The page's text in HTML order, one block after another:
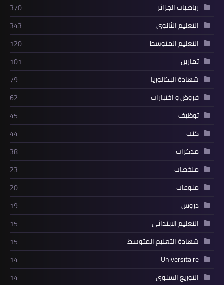
licence
الأستاذ المتربص
مذكرات
رياضيات الجزائر
370
التعليم الثانوي
343
التعليم المتوسط
120
تمارين
101
شهادة البكالوريا
79
فروض و اختبارات
62
توظيف
45
كتب
44
مذكرات
38
ملخصات
23
منوعات
20
دروس
19
التعليم الابتدائي
15
شهادة التعليم المتوسط
15
Universitaire
14
التوزيع السنوي
14